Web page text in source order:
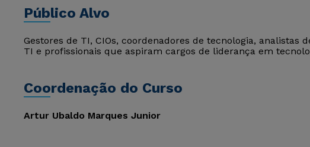
Público Alvo
Gestores de TI, CIOs, coordenadores de tecnologia, analistas
TI e profissionais que aspiram cargos de liderança em
Coordenação do Curso
Artur Ubaldo Marques Junior